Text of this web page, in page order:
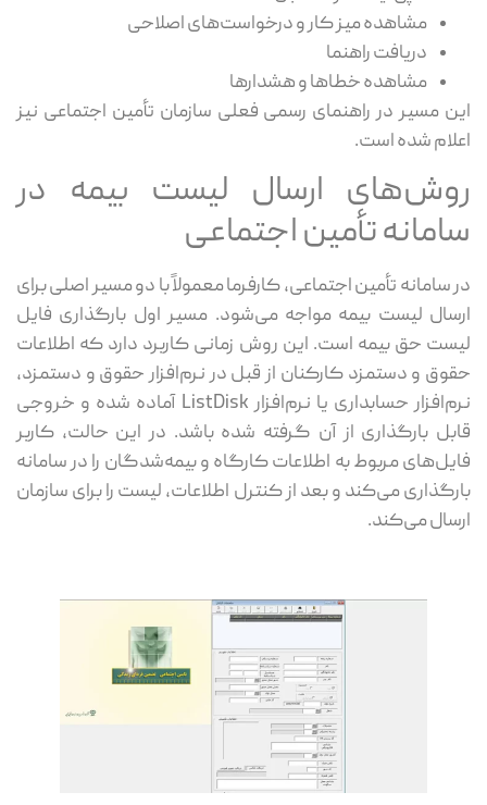
مشاهده میز کار و درخواست‌های اصلاحی
دریافت راهنما
مشاهده خطاها و هشدارها
این مسیر در راهنمای رسمی فعلی سازمان تأمین اجتماعی نیز
اعلام شده است.
روش‌های ارسال لیست بیمه در
سامانه تأمین اجتماعی
در سامانه تأمین اجتماعی، کارفرما معمولاً با دو مسیر اصلی برای
ارسال لیست بیمه مواجه می‌شود. مسیر اول بارگذاری فایل
لیست حق بیمه است. این روش زمانی کاربرد دارد که اطلاعات
حقوق و دستمزد کارکنان از قبل در نرم‌افزار حقوق و دستمزد،
نرم‌افزار حسابداری یا نرم‌افزار ListDisk آماده شده و خروجی
قابل بارگذاری از آن گرفته شده باشد. در این حالت، کاربر
فایل‌های مربوط به اطلاعات کارگاه و بیمه‌شدگان را در سامانه
بارگذاری می‌کند و بعد از کنترل اطلاعات، لیست را برای سازمان
ارسال می‌کند.